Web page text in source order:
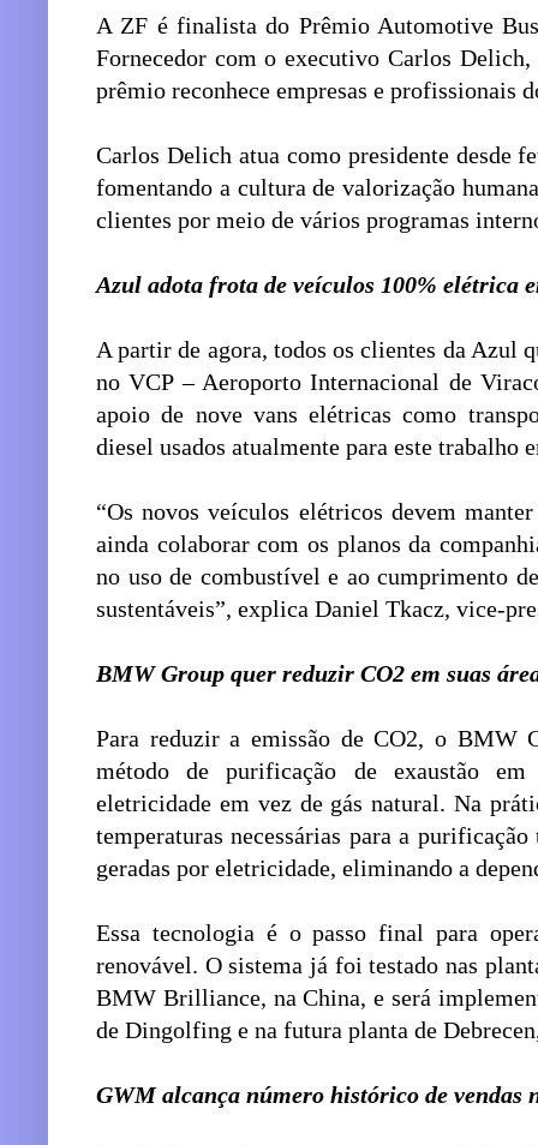
A ZF é finalista do Prêmio Automotive
Fornecedor com o executivo Carlos
prêmio reconhece empresas e profissionais
Carlos Delich atua como presidente desde
fomentando a cultura de valorização
clientes por meio de vários programas
Azul adota frota de veículos 100% elétrica
A partir de agora, todos os clientes da Azul
no VCP – Aeroporto Internacional de
apoio de nove vans elétricas como
diesel usados atualmente para este trabalho
“Os novos veículos elétricos devem
ainda colaborar com os planos da
no uso de combustível e ao cumprimento
sustentáveis”, explica Daniel Tkacz, vice-
BMW Group quer reduzir CO2 em suas
Para reduzir a emissão de CO2, o BMW
método de purificação de exaustão
eletricidade em vez de gás natural. Na
temperaturas necessárias para a
geradas por eletricidade, eliminando a
Essa tecnologia é o passo final para
renovável. O sistema já foi testado nas
BMW Brilliance, na China, e será
de Dingolfing e na futura planta de
GWM alcança número histórico de vendas